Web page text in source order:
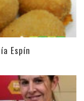
Espín